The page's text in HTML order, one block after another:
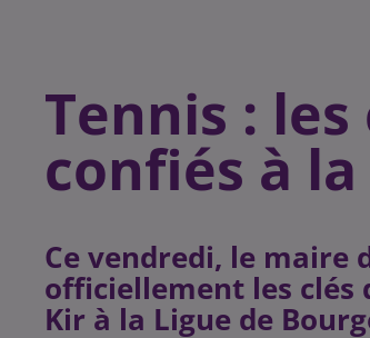
Tennis :
confiés à
Ce vendredi, le maire
officiellement les clés
Kir à la Ligue de